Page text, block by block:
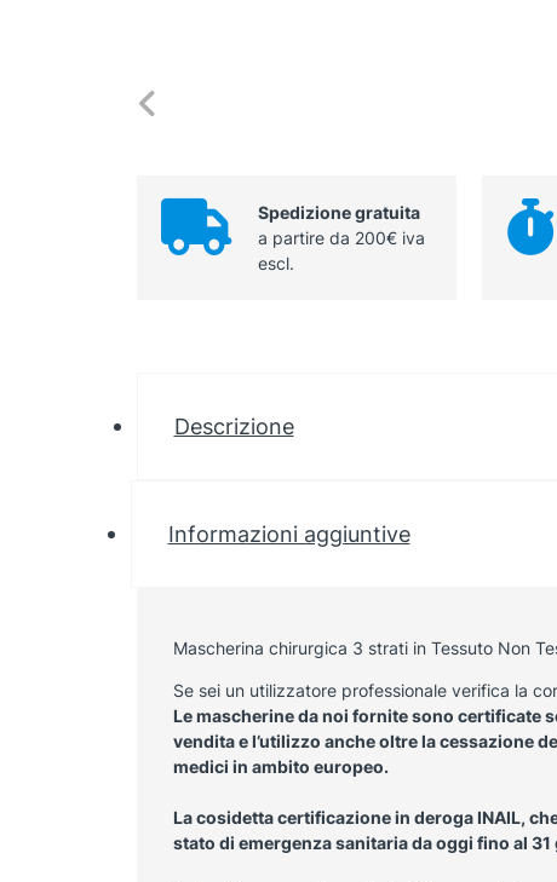
Spedizione gratuita
a partire da 200€ iva
escl.
Descrizione
Informazioni aggiuntive
Mascherina chirurgica 3 strati in Tessuto Non
Se sei un utilizzatore professionale verifica la
Le mascherine da noi fornite sono certificate
vendita e l’utilizzo anche oltre la cessazione
medici in ambito europeo.
La cosidetta certificazione in deroga INAIL,
stato di emergenza sanitaria da oggi fino al